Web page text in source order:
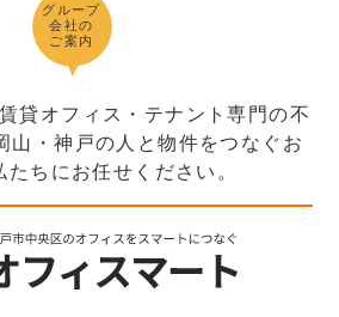
グループ
会社の
ご案内
貸オフィス・テナント専門の不
山・神戸の人と物件をつなぐお
たちにお任せください。